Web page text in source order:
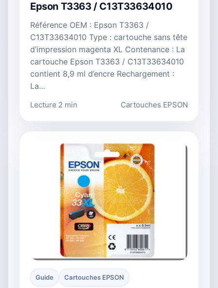
Epson T3363 / C13T33634010
Référence OEM : Epson T3363 /
C13T33634010 Type : cartouche sans tête
d’impression magenta XL Contenance : La
cartouche Epson T3363 / C13T33634010
contient 8,9 ml d’encre Rechargement :
La…
Lecture 2 min Cartouches EPSON
Guide Cartouches EPSON